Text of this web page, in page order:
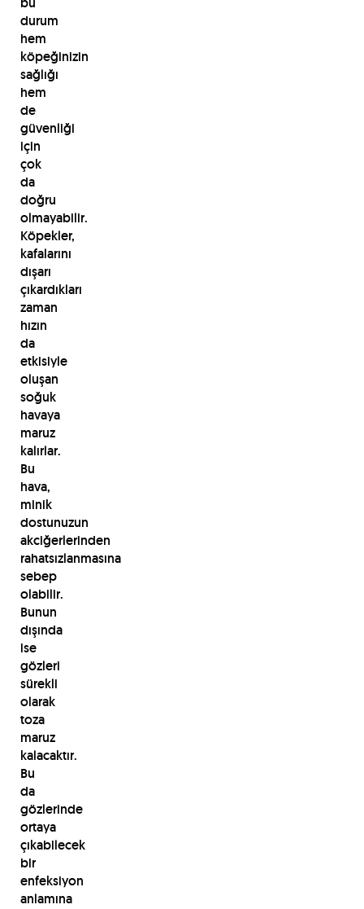
durum
hem
köpeğinizin
sağlığı
hem
de
güvenliği
için
çok
da
doğru
olmayabilir.
Köpekler,
kafalarını
dışarı
çıkardıkları
zaman
hızın
da
etkisiyle
oluşan
soğuk
havaya
maruz
kalırlar.
Bu
hava,
minik
dostunuzun
akciğerlerinden
rahatsızlanmasına
sebep
olabilir.
Bunun
dışında
ise
gözleri
sürekli
olarak
toza
maruz
kalacaktır.
Bu
da
gözlerinde
ortaya
çıkabilecek
bir
enfeksiyon
anlamına